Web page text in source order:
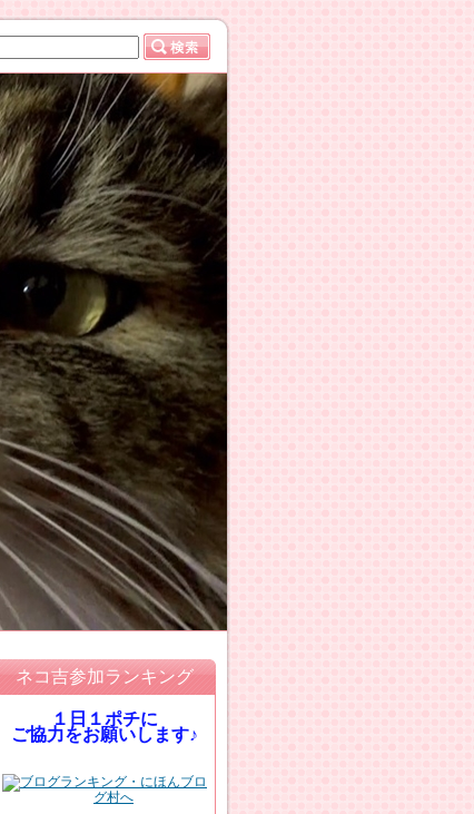
ネコ吉参加ランキング
１日１ポチに
ご協力をお願いします♪